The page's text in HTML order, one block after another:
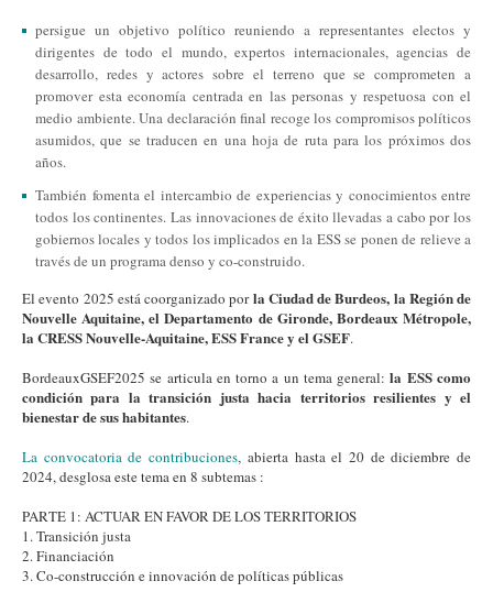
persigue un objetivo político reuniendo a representantes electos y
dirigentes de todo el mundo, expertos internacionales, agencias de
desarrollo, redes y actores sobre el terreno que se comprometen a
promover esta economía centrada en las personas y respetuosa con el
medio ambiente. Una declaración final recoge los compromisos políticos
asumidos, que se traducen en una hoja de ruta para los próximos dos
años.
También fomenta el intercambio de experiencias y conocimientos entre
todos los continentes. Las innovaciones de éxito llevadas a cabo por los
gobiernos locales y todos los implicados en la ESS se ponen de relieve a
través de un programa denso y co-construido.
El evento 2025 está coorganizado porla Ciudad de Burdeos, la Región de
Nouvelle Aquitaine, el Departamento de Gironde, Bordeaux Métropole,
la CRESS Nouvelle-Aquitaine, ESS France y el GSEF.
BordeauxGSEF2025 se articula en torno a un tema general:la ESS como
condición para la transición justa hacia territorios resilientes y el
bienestar de sus habitantes.
La convocatoria de contribuciones, abierta hasta el 20 de diciembre de
2024, desglosa este tema en 8 subtemas :
PARTE 1: ACTUAR EN FAVOR DE LOS TERRITORIOS
1. Transición justa
2. Financiación
3. Co-construcción e innovación de políticas públicas